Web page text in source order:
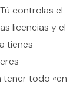
controlas el
licencias y el
tienes
tener todo «en